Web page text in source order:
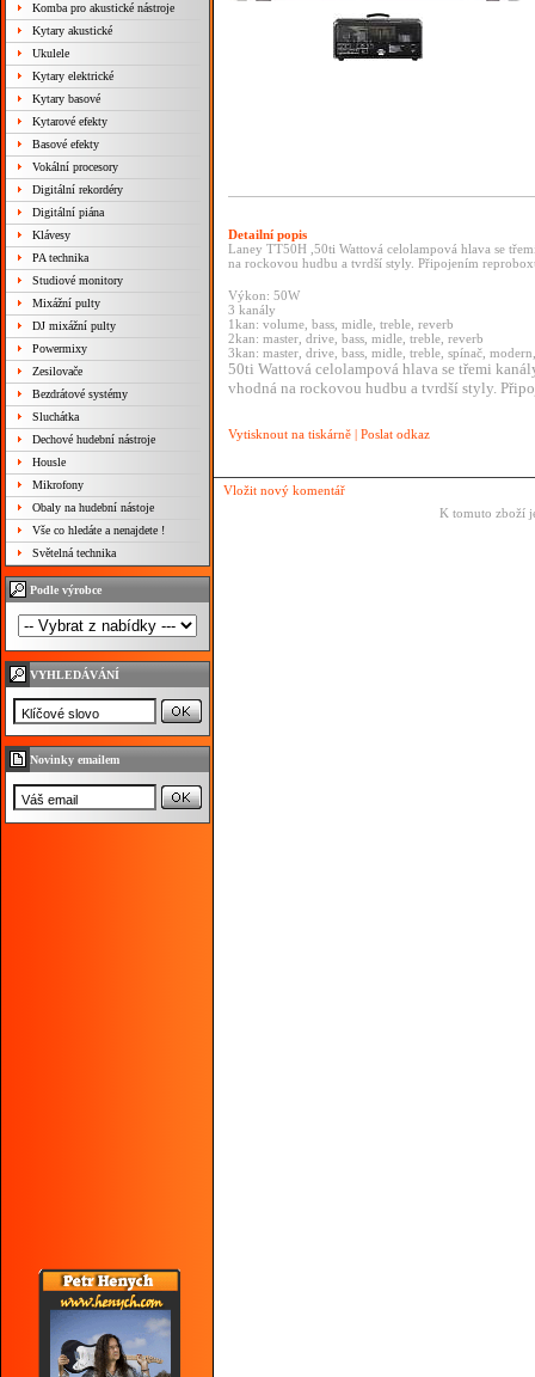
Komba pro akustické nástroje
Kytary akustické
Ukulele
Kytary elektrické
Kytary basové
Kytarové efekty
Basové efekty
Vokální procesory
Digitální rekordéry
Digitální piána
Klávesy
PA technika
Studiové monitory
Mixážní pulty
DJ mixážní pulty
Powermixy
Zesilovače
Bezdrátové systémy
Sluchátka
Dechové hudební nástroje
Housle
Mikrofony
Obaly na hudební nástoje
Vše co hledáte a nenajdete !
Světelná technika
Podle výrobce
VYHLEDÁVÁNÍ
Novinky emailem
Detailní popis
Laney TT50H ,50ti Wattová celolampová hlava se
na rockovou hudbu a tvrdší styly. Připojením
Výkon: 50W
3 kanály
1kan: volume, bass, midle, treble, reverb
2kan: master, drive, bass, midle, treble, reverb
3kan: master, drive, bass, midle, treble, spínač,
50ti Wattová celolampová hlava se třemi
vhodná na rockovou hudbu a tvrdší styly.
Vytisknout na tiskárně | Poslat odkaz
Vložit nový komentář
K tomuto zboží